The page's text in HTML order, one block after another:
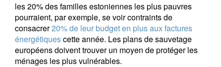
les 20% des familles estoniennes les plus pauvres
pourraient, par exemple, se voir contraints de
consacrer20% de leur budget en plus aux factures
énergétiquescette année. Les plans de sauvetage
européens doivent trouver un moyen de protéger les
ménages les plus vulnérables.